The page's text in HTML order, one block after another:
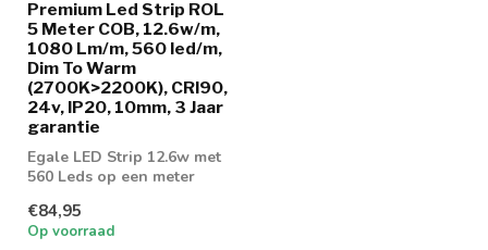
Premium Led Strip ROL
5 Meter COB, 12.6w/m,
1080 Lm/m, 560 led/m,
Dim To Warm
(2700K>2200K), CRI90,
24v, IP20, 10mm, 3 Jaar
garantie
Egale LED Strip 12.6w met
560 Leds op een meter
voorzien van COB
Techniek met Di...
€84,95
Op voorraad